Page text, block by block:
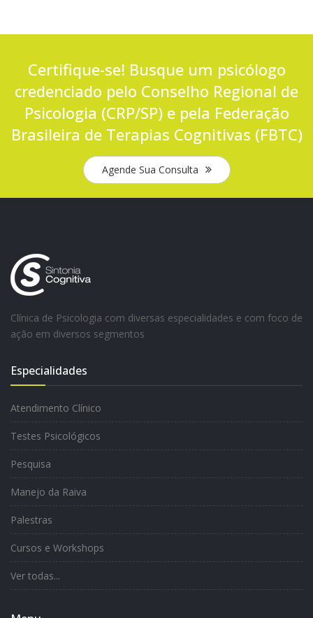
Certifique-se! Busque um psicólogo
credenciado pelo Conselho Regional de
Psicologia (CRP/SP) e pela Federação
Brasileira de Terapias Cognitivas (FBTC)
Agende Sua Consulta
Clínica de Psicologia com diversas especialidades e com foco de
ação em diversos segmentos
Especialidades
Atendimento Clínico
Testes Psicológicos
Pesquisa
Manejo da Raiva
Palestras
Cursos e Workshops
Ver todas...